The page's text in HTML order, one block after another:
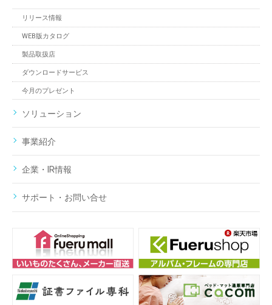
リリース情報
WEB版カタログ
製品取扱店
ダウンロードサービス
今月のプレゼント
ソリューション
事業紹介
企業・IR情報
サポート・お問い合せ